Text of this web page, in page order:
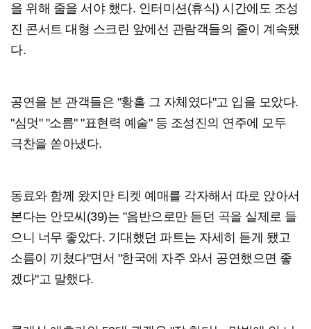
을 위해 줄을 서야 했다. 인터미션(휴식) 시간에도 조성
진 콘서트 대형 스크린 앞에선 관람객들의 줄이 계속됐
다.
공연을 본 관객들은 "황홀 그 자체였다"고 입을 모았다.
"심멋" "소름" "표현력 예술" 등 조성진의 연주에 모두
극찬을 쏟아냈다.
동료와 함께 왔지만 티켓 예매를 각자해서 따로 앉아서
본다는 안모씨(39)는 "음반으로만 듣던 곡을 실제로 들
으니 너무 좋았다. 기대했던 파트는 자세히 듣게 됐고
소름이 끼쳤다"면서 "한국에 자주 와서 공연했으면 좋
겠다"고 말했다.